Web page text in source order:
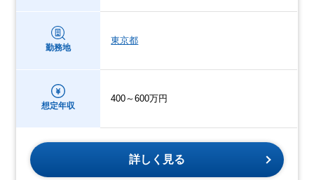
勤務地
東京都
想定年収
400～600万円
詳しく見る